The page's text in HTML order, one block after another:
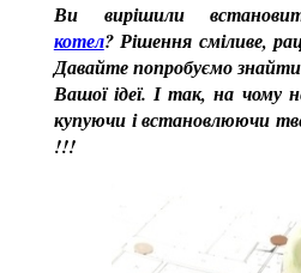
Ви вирішили
котел? Рішення сміливе,
Давайте попробуємо знайти
Вашої ідеї. І так, на чому
купуючи і встановлюючи
!!!